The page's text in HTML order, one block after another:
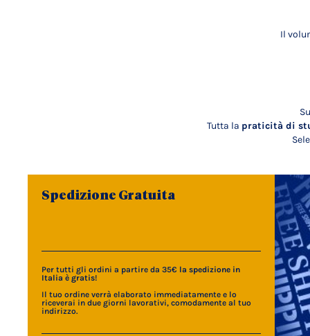
Il
Tutta la praticità di
Spedizione Gratuita
Per tutti gli ordini a partire da 35€ la spedizione in
Italia è gratis!
Il tuo ordine verrà elaborato immediatamente e lo
riceverai in due giorni lavorativi, comodamente al tuo
indirizzo.